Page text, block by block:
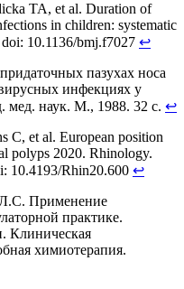
TA, et al. Duration of
in children: systematic
10.1136/bmj.f7027 ↩
пазухах носа
инфекциях у
мед. наук. М., 1988. 32 с. ↩
C, et al. European position
polyps 2020. Rhinology.
10.4193/Rhin20.600 ↩
Применение
практике.
Клиническая
химиотерапия.